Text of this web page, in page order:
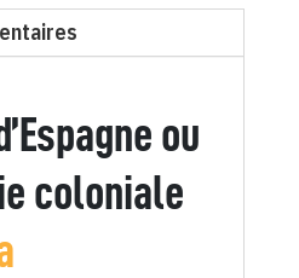
ou
coloniale